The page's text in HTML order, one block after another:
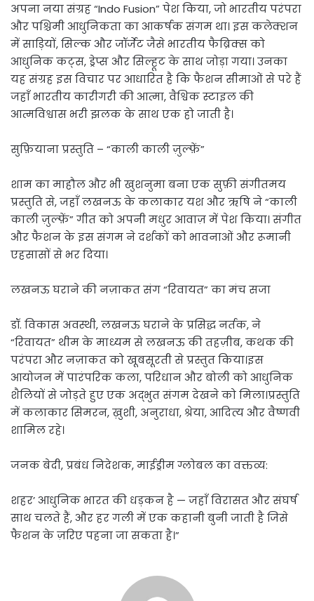
अपना नया संग्रह “Indo Fusion” पेश किया, जो भारतीय परंपरा
और पश्चिमी आधुनिकता का आकर्षक संगम था। इस कलेक्शन
में साड़ियों, सिल्क और जॉर्जेट जैसे भारतीय फैब्रिक्स को
आधुनिक कट्स, ड्रेप्स और सिल्हूट के साथ जोड़ा गया। उनका
यह संग्रह इस विचार पर आधारित है कि फैशन सीमाओं से परे हैं
जहाँ भारतीय कारीगरी की आत्मा, वैश्विक स्टाइल की
आत्मविश्वास भरी झलक के साथ एक हो जाती है।
सुफ़ियाना प्रस्तुति – “काली काली ज़ुल्फ़ें”
शाम का माहौल और भी खुशनुमा बना एक सुफ़ी संगीतमय
प्रस्तुति से, जहाँ लखनऊ के कलाकार यश और ऋषि ने “काली
काली ज़ुल्फ़ें” गीत को अपनी मधुर आवाज़ में पेश किया। संगीत
और फैशन के इस संगम ने दर्शकों को भावनाओं और रूमानी
एहसासों से भर दिया।
लखनऊ घराने की नज़ाकत संग “रिवायत” का मंच सजा
डॉ. विकास अवस्थी, लखनऊ घराने के प्रसिद्ध नर्तक, ने
“रिवायत” थीम के माध्यम से लखनऊ की तहज़ीब, कथक की
परंपरा और नज़ाकत को खूबसूरती से प्रस्तुत किया।इस
आयोजन में पारंपरिक कला, परिधान और बोली को आधुनिक
शैलियों से जोड़ते हुए एक अद्भुत संगम देखने को मिला।प्रस्तुति
में कलाकार सिमरन, ख़ुशी, अनुराधा, श्रेया, आदित्य और वैष्णवी
शामिल रहे।
जनक बेदी, प्रबंध निदेशक, माईड्रीम ग्लोबल का वक्तव्य:
शहर’ आधुनिक भारत की धड़कन है — जहाँ विरासत और संघर्ष
साथ चलते हैं, और हर गली में एक कहानी बुनी जाती है जिसे
फैशन के ज़रिए पहना जा सकता है।”